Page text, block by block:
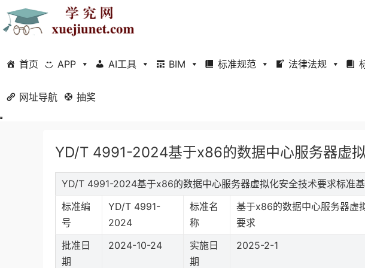
首页 APP AI工具 BIM 标准规范 法律法规
网址导航 抽奖
当前位置：首页
YD/T 4991-2024基于x86的数据中心服务器虚
YD/T 4991-2024基于x86的数据中心服务器虚拟化安全技术要求标准
标准编
号
YD/T 4991-
2024
标准名
称
基于x86的数据中心服务器虚
要求
批准日
期
2024-10-24
实施日
期
2025-2-1